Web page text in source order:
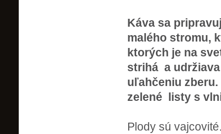
Káva sa
malého stromu,
ktorých je na
strihá a
uľahčeniu
zelené listy s
Plody sú